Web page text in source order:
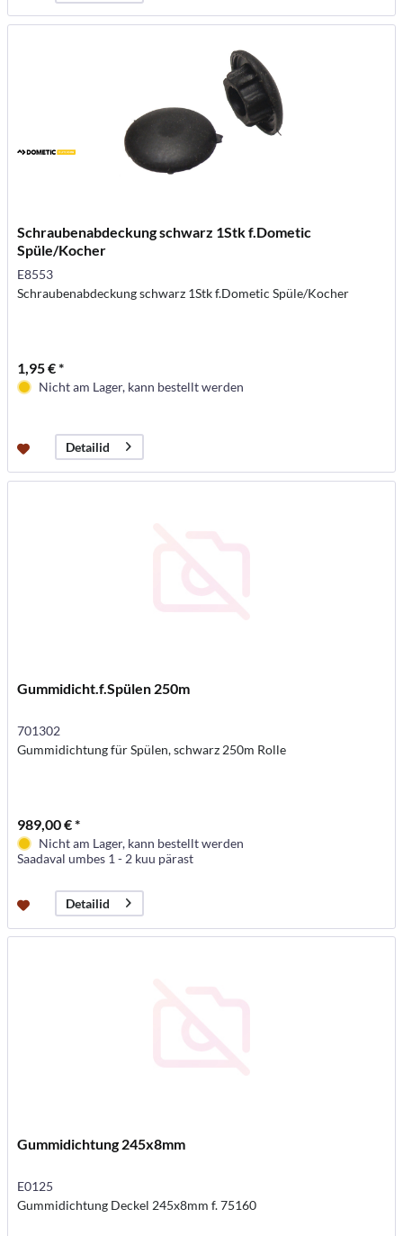
Schraubenabdeckung schwarz 1Stk f.Dometic
Spüle/Kocher
E8553
Schraubenabdeckung schwarz 1Stk f.Dometic Spüle/Kocher
1,95 € *
Nicht am Lager, kann bestellt werden
Detailid
Gummidicht.f.Spülen 250m
701302
Gummidichtung für Spülen, schwarz 250m Rolle
989,00 € *
Nicht am Lager, kann bestellt werden
Saadaval umbes 1 - 2 kuu pärast
Detailid
Gummidichtung 245x8mm
E0125
Gummidichtung Deckel 245x8mm f. 75160